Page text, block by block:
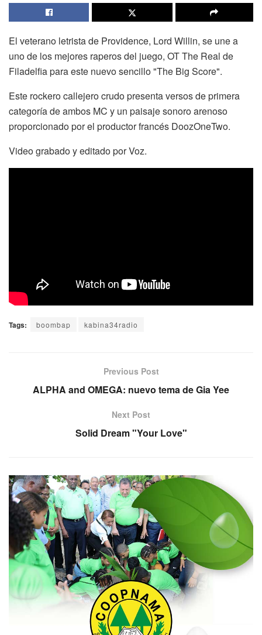
El veterano letrista de Providence, Lord Willin, se une a
uno de los mejores raperos del juego, OT The Real de
Filadelfia para este nuevo sencillo "The Big Score".
Este rockero callejero crudo presenta versos de primera
categoría de ambos MC y un paisaje sonoro arenoso
proporcionado por el productor francés DoozOneTwo.
Video grabado y editado por Voz.
Tags: boombap kabina34radio
Previous Post
ALPHA and OMEGA: nuevo tema de Gia Yee
Next Post
Solid Dream "Your Love"